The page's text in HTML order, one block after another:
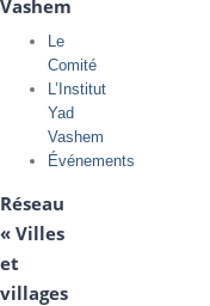
Vashem
Le
Comité
L’Institut
Yad
Vashem
Événements
Réseau
« Villes
et
villages